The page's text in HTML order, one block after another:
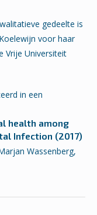
gedeelte is
voor haar
Vrije Universiteit
in een
health among
Infection (2017)
Wassenberg,